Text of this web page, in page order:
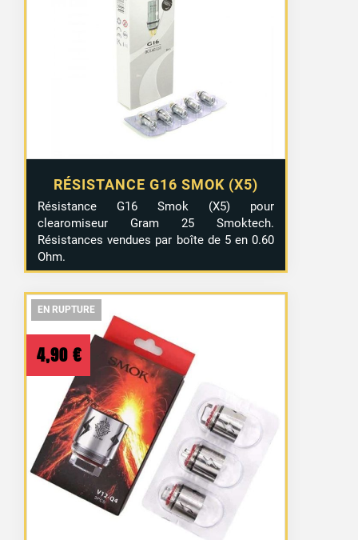
RÉSISTANCE G16 SMOK (X5)
Résistance G16 Smok (X5) pour
clearomiseur Gram 25 Smoktech.
Résistances vendues par boîte de 5 en 0.60
Ohm.
EN RUPTURE
EN RUPTURE
4,90 €
EN RUPTURE